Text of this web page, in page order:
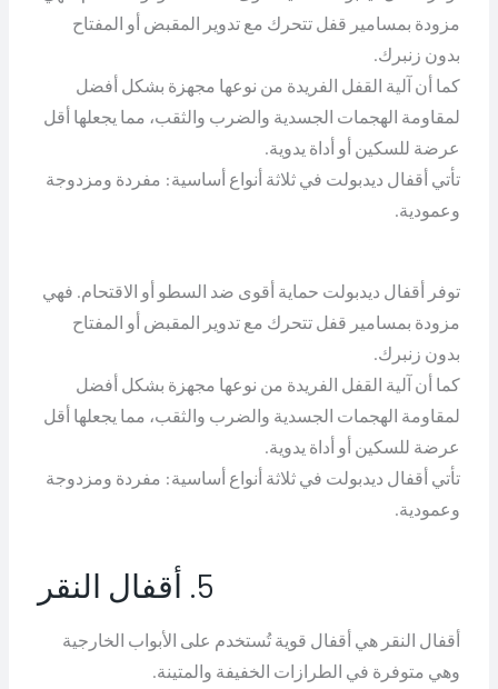
مزودة بمسامير قفل تتحرك مع تدوير المقبض أو المفتاح
بدون زنبرك.
كما أن آلية القفل الفريدة من نوعها مجهزة بشكل أفضل
لمقاومة الهجمات الجسدية والضرب والثقب، مما يجعلها أقل
عرضة للسكين أو أداة يدوية.
تأتي أقفال ديدبولت في ثلاثة أنواع أساسية: مفردة ومزدوجة
وعمودية.
توفر أقفال ديدبولت حماية أقوى ضد السطو أو الاقتحام. فهي
مزودة بمسامير قفل تتحرك مع تدوير المقبض أو المفتاح
بدون زنبرك.
كما أن آلية القفل الفريدة من نوعها مجهزة بشكل أفضل
لمقاومة الهجمات الجسدية والضرب والثقب، مما يجعلها أقل
عرضة للسكين أو أداة يدوية.
تأتي أقفال ديدبولت في ثلاثة أنواع أساسية: مفردة ومزدوجة
وعمودية.
5. أقفال النقر
أقفال النقر هي أقفال قوية تُستخدم على الأبواب الخارجية
وهي متوفرة في الطرازات الخفيفة والمتينة.